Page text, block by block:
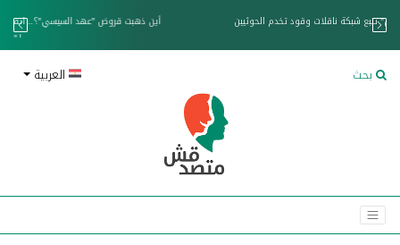
خزان عائم.. "متصدقش" تتبع شبكة ناقلات وقود تخدم الحوثيين
بحث العربية